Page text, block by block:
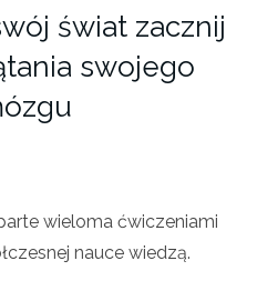
świat zacznij
swojego
wieloma ćwiczeniami
nauce wiedzą.